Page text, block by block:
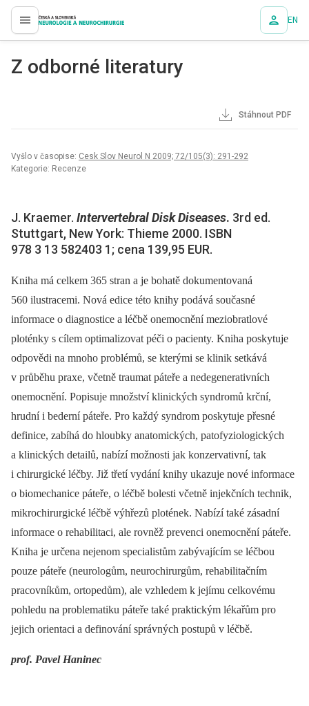
proLékaře.cz EN
Z odborné literatury
Stáhnout PDF
Vyšlo v časopise: Cesk Slov Neurol N 2009; 72/105(3): 291-292
Kategorie: Recenze
J. Kraemer. Intervertebral Disk Diseases. 3rd ed.
Stuttgart, New York: Thieme 2000. ISBN
978 3 13 582403 1; cena 139,95 EUR.
Kniha má celkem 365 stran a je bohatě dokumentovaná
560 ilustracemi. Nová edice této knihy podává současné
informace o diagnostice a léčbě onemocnění meziobratlové
ploténky s cílem optimalizovat péči o pacienty. Kniha poskytuje
odpovědi na mnoho problémů, se kterými se klinik setkává
v průběhu praxe, včetně traumat páteře a nedegenerativních
onemocnění. Popisuje množství klinických syndromů krční,
hrudní i bederní páteře. Pro každý syndrom poskytuje přesné
definice, zabíhá do hloubky anatomických, patofyziologických
a klinických detailů, nabízí možnosti jak konzervativní, tak
i chirurgické léčby. Již třetí vydání knihy ukazuje nové informace
o biomechanice páteře, o léčbě bolesti včetně injekčních technik,
mikrochirurgické léčbě výhřezů plotének. Nabízí také zásadní
informace o rehabilitaci, ale rovněž prevenci onemocnění páteře.
Kniha je určena nejenom specialistům zabývajícím se léčbou
pouze páteře (neurologům, neurochirurgům, rehabilitačním
pracovníkům, ortopedům), ale vzhledem k jejímu celkovému
pohledu na problematiku páteře také praktickým lékařům pro
jejich orientaci a definování správných postupů v léčbě.
prof. Pavel Haninec